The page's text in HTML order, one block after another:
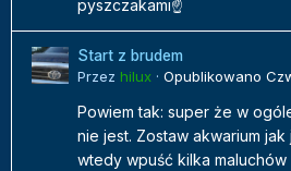
pyszczakami☝️
Start z brudem
Przez hilux · Opublikowano
Powiem tak: super że w
nie jest. Zostaw akwarium
wtedy wpuść kilka maluchów